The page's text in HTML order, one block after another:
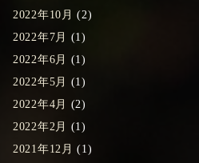
2022年10月 (2)
2022年7月
(1)
2022年6月
(1)
2022年5月
(1)
2022年4月
(2)
2022年2月
(1)
2021年12月 (1)